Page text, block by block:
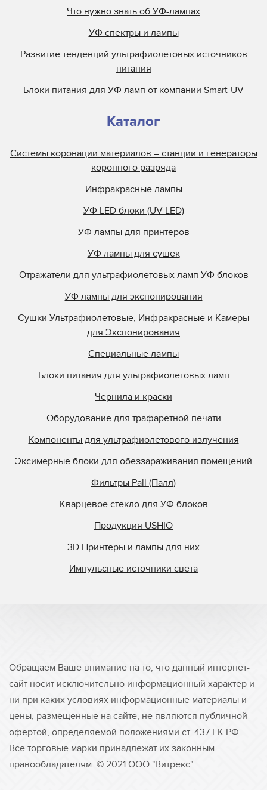
Что нужно знать об УФ-лампах
УФ спектры и лампы
Развитие тенденций ультрафиолетовых источников
питания
Блоки питания для УФ ламп от компании Smart-UV
Каталог
Системы коронации материалов – станции и генераторы
коронного разряда
Инфракрасные лампы
УФ LED блоки (UV LED)
УФ лампы для принтеров
УФ лампы для сушек
Отражатели для ультрафиолетовых ламп УФ блоков
УФ лампы для экспонирования
Сушки Ультрафиолетовые, Инфракрасные и Камеры
для Экспонирования
Специальные лампы
Блоки питания для ультрафиолетовых ламп
Чернила и краски
Оборудование для трафаретной печати
Компоненты для ультрафиолетового излучения
Эксимерные блоки для обеззараживания помещений
Фильтры Pall (Палл)
Кварцевое стекло для УФ блоков
Продукция USHIO
3D Принтеры и лампы для них
Импульсные источники света
Обращаем Ваше внимание на то, что данный интернет-
сайт носит исключительно информационный характер и
ни при каких условиях информационные материалы и
цены, размещенные на сайте, не являются публичной
офертой, определяемой положениями ст. 437 ГК РФ.
Все торговые марки принадлежат их законным
правообладателям. © 2021 ООО "Витрекс"